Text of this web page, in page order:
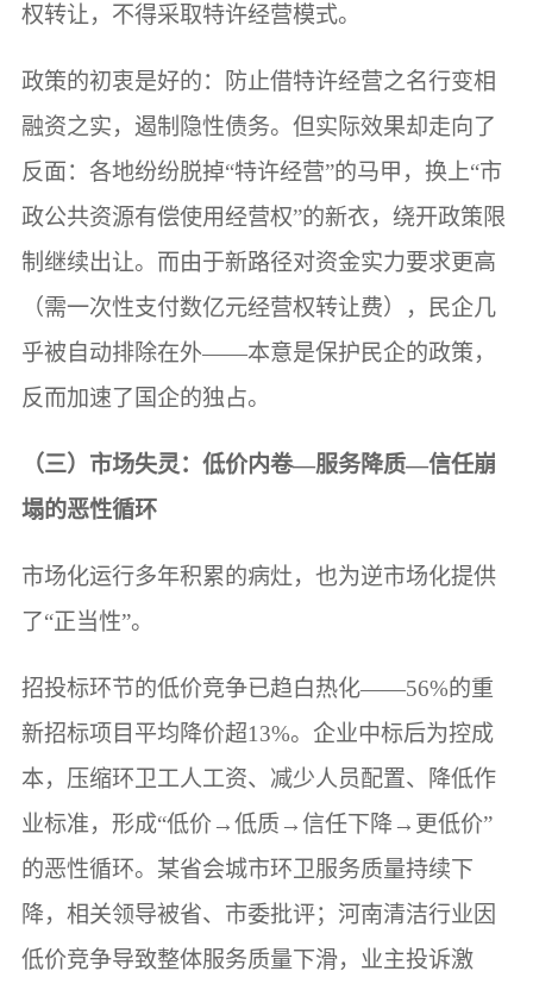
权转让，不得采取特许经营模式。
政策的初衷是好的：防止借特许经营之名行变相
融资之实，遏制隐性债务。但实际效果却走向了
反面：各地纷纷脱掉“特许经营”的马甲，换上“市
政公共资源有偿使用经营权”的新衣，绕开政策限
制继续出让。而由于新路径对资金实力要求更高
（需一次性支付数亿元经营权转让费），民企几
乎被自动排除在外——本意是保护民企的政策，
反而加速了国企的独占。
（三）市场失灵：低价内卷—服务降质—信任崩
塌的恶性循环
市场化运行多年积累的病灶，也为逆市场化提供
了“正当性”。
招投标环节的低价竞争已趋白热化——56%的重
新招标项目平均降价超13%。企业中标后为控成
本，压缩环卫工人工资、减少人员配置、降低作
业标准，形成“低价→低质→信任下降→更低价”
的恶性循环。某省会城市环卫服务质量持续下
降，相关领导被省、市委批评；河南清洁行业因
低价竞争导致整体服务质量下滑，业主投诉激